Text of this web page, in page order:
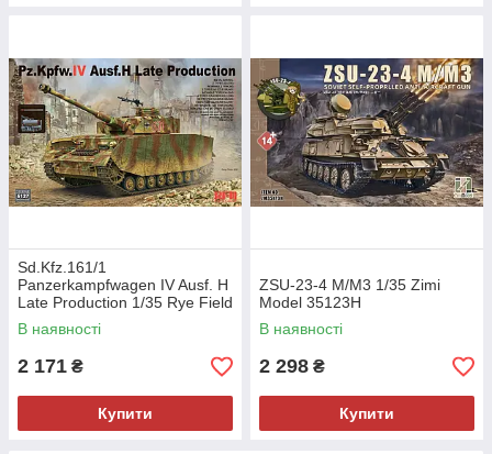
Sd.Kfz.161/1
Panzerkampfwagen IV Ausf. H
Late Production 1/35 Rye Field
Model 5127
В наявності
2 171 ₴
Купити
ZSU-23-4 M/M3 1/35 Zimi
Model 35123H
В наявності
2 298 ₴
Купити